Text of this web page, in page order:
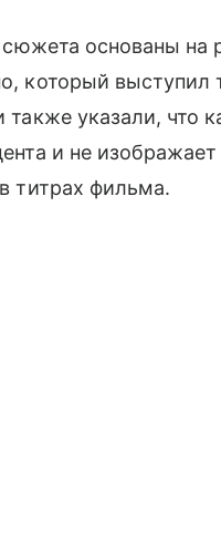
основаны на
который выступил
указали, что
и не
титрах фильма.